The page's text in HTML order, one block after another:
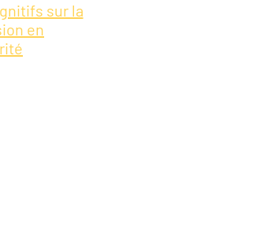
sur la
en